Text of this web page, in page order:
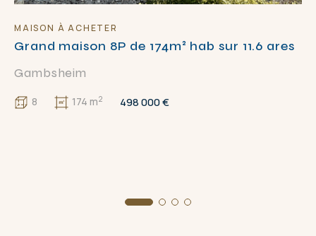
MAISON À ACHETER
Grand maison 8P de 174m² hab sur 11.6 ares
Gambsheim
8 174 m2 498 000 €